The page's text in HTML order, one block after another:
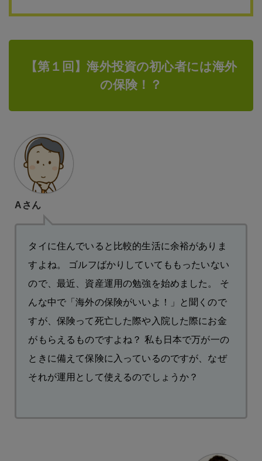
【第１回】海外投資の初心者には海外
の保険！？
Aさん
タイに住んでいると比較的生活に余裕がありま
すよね。 ゴルフばかりしていてももったいない
ので、最近、資産運用の勉強を始めました。 そ
んな中で「海外の保険がいいよ！」と聞くので
すが、保険って死亡した際や入院した際にお金
がもらえるものですよね？ 私も日本で万が一の
ときに備えて保険に入っているのですが、なぜ
それが運用として使えるのでしょうか？